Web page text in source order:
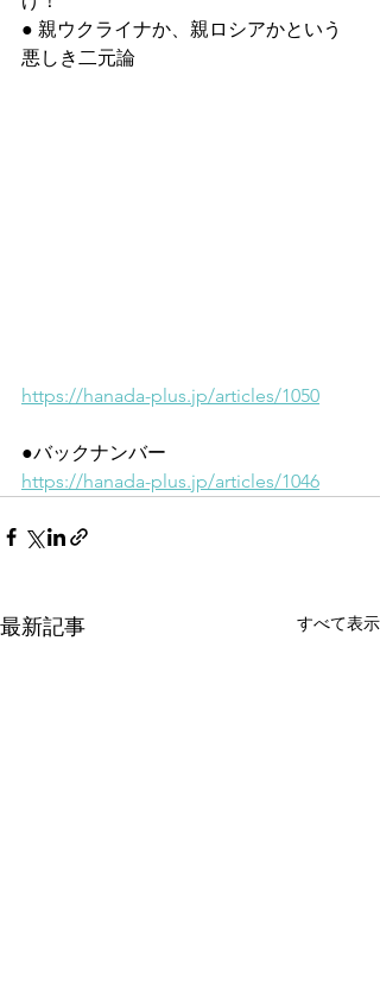
● 親ウクライナか、親ロシアかという
悪しき二元論
https://hanada-plus.jp/articles/1050
●バックナンバー
https://hanada-plus.jp/articles/1046
最新記事 すべて表示